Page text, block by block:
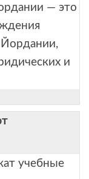
— это
Йордании,
и
учебные